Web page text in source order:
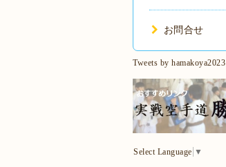
お問合せ
Tweets by hamakoya2023
Select Language ▼